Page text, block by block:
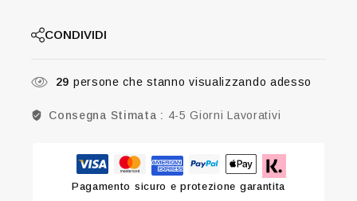
CONDIVIDI
29 persone che stanno visualizzando adesso
Consegna Stimata : 4-5 Giorni Lavorativi
Pagamento sicuro e protezione garantita